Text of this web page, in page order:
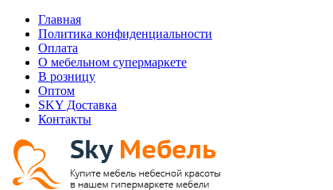
Главная
Политика конфиденциальности
Оплата
О мебельном супермаркете
В розницу
Оптом
SKY Доставка
Контакты